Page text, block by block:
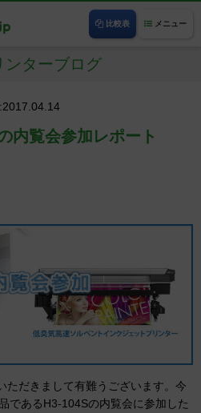
メニュー
比較表
ンターブログ
内覧会参加レポート
ただきまして有難うございます。今
であるH3-104Sの内覧会に参加した